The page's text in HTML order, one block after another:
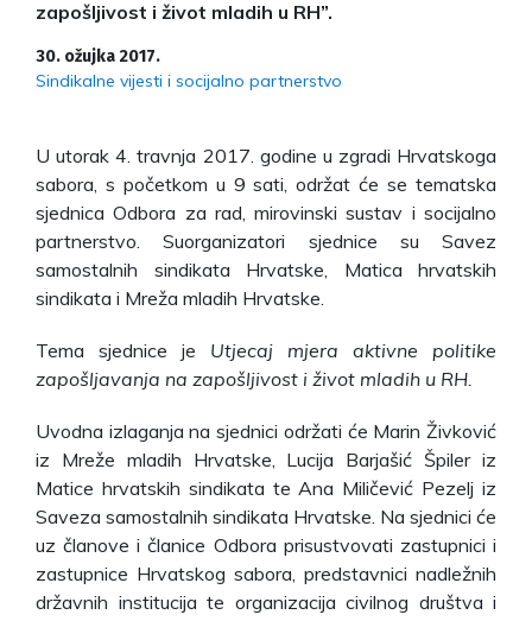
zapošljivost i život mladih u RH”.
30. ožujka 2017.
Sindikalne vijesti i socijalno partnerstvo
U utorak 4. travnja 2017. godine u zgradi Hrvatskoga
sabora, s početkom u 9 sati, održat će se tematska
sjednica Odbora za rad, mirovinski sustav i socijalno
partnerstvo. Suorganizatori sjednice su Savez
samostalnih sindikata Hrvatske, Matica hrvatskih
sindikata i Mreža mladih Hrvatske.
Tema sjednice je Utjecaj mjera aktivne politike
zapošljavanja na zapošljivost i život mladih u RH.
Uvodna izlaganja na sjednici održati će Marin Živković
iz Mreže mladih Hrvatske, Lucija Barjašić Špiler iz
Matice hrvatskih sindikata te Ana Miličević Pezelj iz
Saveza samostalnih sindikata Hrvatske. Na sjednici će
uz članove i članice Odbora prisustvovati zastupnici i
zastupnice Hrvatskog sabora, predstavnici nadležnih
državnih institucija te organizacija civilnog društva i